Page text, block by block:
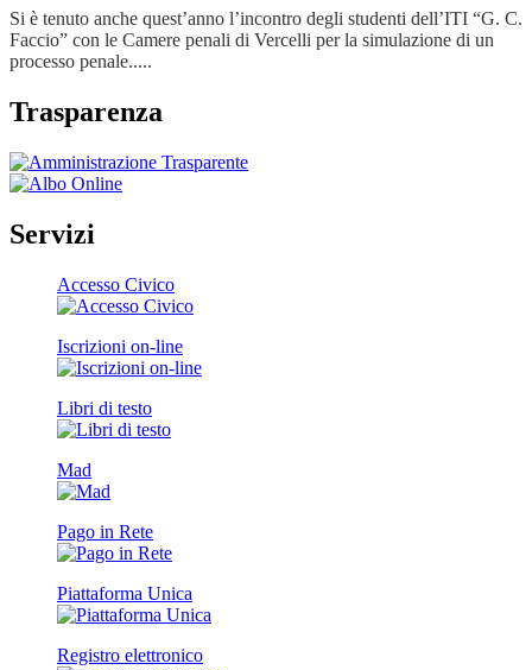
Si è tenuto anche quest’anno l’incontro degli studenti dell’ITI “G. C.
Faccio” con le Camere penali di Vercelli per la simulazione di un
processo penale.....
Trasparenza
Servizi
Accesso Civico
Iscrizioni on-line
Libri di testo
Mad
Pago in Rete
Piattaforma Unica
Registro elettronico